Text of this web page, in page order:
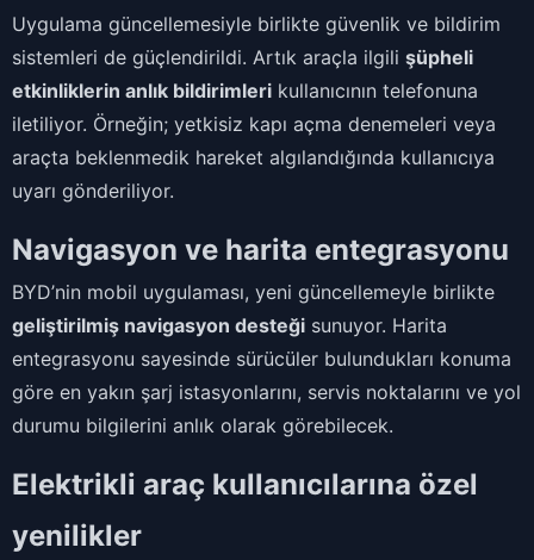
Uygulama güncellemesiyle birlikte güvenlik ve bildirim
sistemleri de güçlendirildi. Artık araçla ilgili şüpheli
etkinliklerin anlık bildirimleri kullanıcının telefonuna
iletiliyor. Örneğin; yetkisiz kapı açma denemeleri veya
araçta beklenmedik hareket algılandığında kullanıcıya
uyarı gönderiliyor.
Navigasyon ve harita entegrasyonu
BYD’nin mobil uygulaması, yeni güncellemeyle birlikte
geliştirilmiş navigasyon desteği sunuyor. Harita
entegrasyonu sayesinde sürücüler bulundukları konuma
göre en yakın şarj istasyonlarını, servis noktalarını ve yol
durumu bilgilerini anlık olarak görebilecek.
Elektrikli araç kullanıcılarına özel
yenilikler